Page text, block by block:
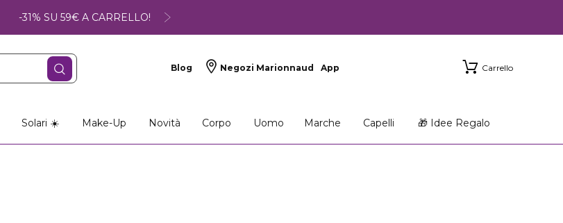
-31% SU 59€ A CARRELLO!
Blog Negozi Marionnaud App Carrello
Solari ☀️ Make-Up Novità Corpo Uomo Marche Capelli 🎁 Idee Regalo